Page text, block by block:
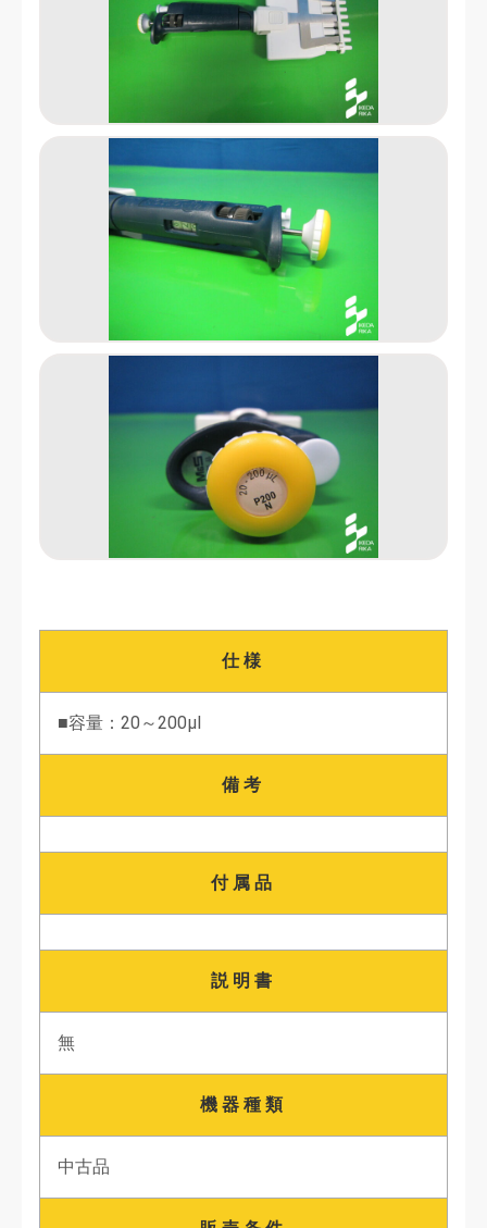
仕様
■容量：20～200μl
備考
付属品
説明書
無
機器種類
中古品